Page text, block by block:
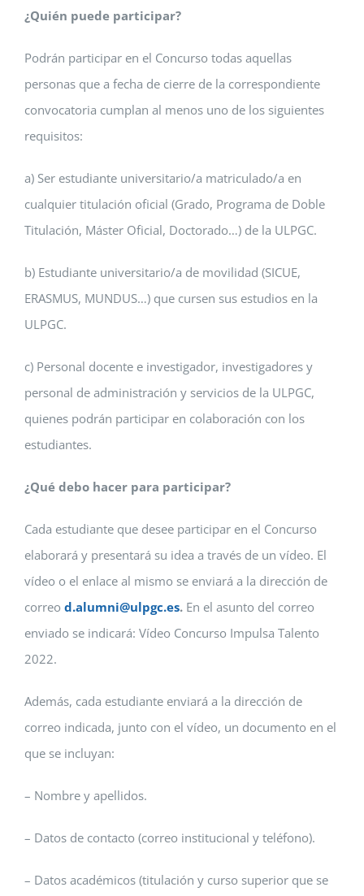
¿Quién puede participar?
Podrán participar en el Concurso todas aquellas
personas que a fecha de cierre de la correspondiente
convocatoria cumplan al menos uno de los siguientes
requisitos:
a) Ser estudiante universitario/a matriculado/a en
cualquier titulación oficial (Grado, Programa de Doble
Titulación, Máster Oficial, Doctorado…) de la ULPGC.
b) Estudiante universitario/a de movilidad (SICUE,
ERASMUS, MUNDUS…) que cursen sus estudios en la
ULPGC.
c) Personal docente e investigador, investigadores y
personal de administración y servicios de la ULPGC,
quienes podrán participar en colaboración con los
estudiantes.
¿Qué debo hacer para participar?
Cada estudiante que desee participar en el Concurso
elaborará y presentará su idea a través de un vídeo. El
vídeo o el enlace al mismo se enviará a la dirección de
correo d.alumni@ulpgc.es. En el asunto del correo
enviado se indicará: Vídeo Concurso Impulsa Talento
2022.
Además, cada estudiante enviará a la dirección de
correo indicada, junto con el vídeo, un documento en el
que se incluyan:
– Nombre y apellidos.
– Datos de contacto (correo institucional y teléfono).
– Datos académicos (titulación y curso superior que se